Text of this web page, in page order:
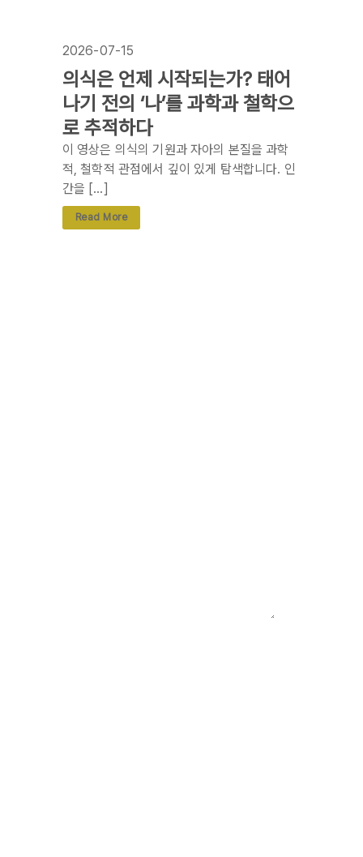
2026-07-15
의식은 언제 시작되는가? 태어
나기 전의 ‘나’를 과학과 철학으
로 추적하다
이 영상은 의식의 기원과 자아의 본질을 과학
적, 철학적 관점에서 깊이 있게 탐색합니다. 인
간을 […]
Read More